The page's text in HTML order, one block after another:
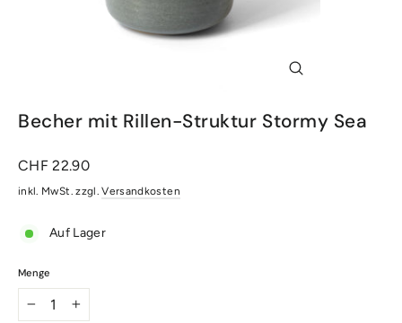
Becher mit Rillen-Struktur Stormy Sea
Normaler
CHF 22.90
inkl. MwSt. zzgl.Versandkosten
Auf Lager
Menge
+